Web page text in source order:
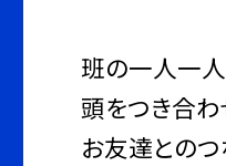
班の一人一人
頭をつき合わ
お友達とのつ